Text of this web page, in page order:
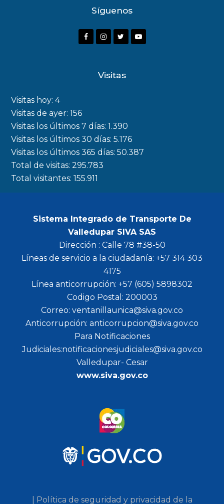
Síguenos
F
o
k
I
a
m
r
Y
Visitas
Visitas hoy:4
Visitas de ayer:156
Visitas los últimos 7 días:1.390
Visitas los últimos 30 días:5.176
Visitas los últimos 365 días:50.387
Total de visitas:295.783
Total visitantes:155.911
Sistema Integrado de Transporte De
Valledupar SIVA SAS
Dirección : Calle 78 #38-50
Líneas de servicio a la ciudadanía: +57 314 303
4175
Línea anticorrupción: +57 (605) 5898302
Codigo Postal: 200003
Correo: ventanillaunica@siva.gov.co
Anticorrupción: anticorrupcion@siva.gov.co
Para Notificaciones
Judiciales:notificacionesjudiciales@siva.gov.co
Valledupar- Cesar
www.siva.gov.co
| Política de seguridad y privacidad de la